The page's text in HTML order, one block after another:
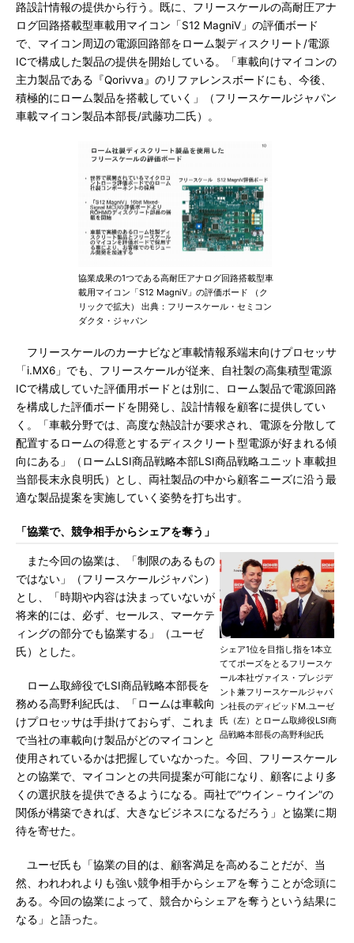
路設計情報の提供から行う。既に、フリースケールの高耐圧アナ
ログ回路搭載型車載用マイコン「S12 MagniV」の評価ボード
で、マイコン周辺の電源回路部をローム製ディスクリート/電源
ICで構成した製品の提供を開始している。「車載向けマイコンの
主力製品である『Qorivva』のリファレンスボードにも、今後、
積極的にローム製品を搭載していく」（フリースケールジャパン
車載マイコン製品本部長/武藤功二氏）。
協業成果の1つである高耐圧アナログ回路搭載型車
載用マイコン「S12 MagniV」の評価ボード （ク
リックで拡大） 出典：フリースケール・セミコン
ダクタ・ジャパン
フリースケールのカーナビなど車載情報系端末向けプロセッサ
「i.MX6」でも、フリースケールが従来、自社製の高集積型電源
ICで構成していた評価用ボードとは別に、ローム製品で電源回路
を構成した評価ボードを開発し、設計情報を顧客に提供してい
く。「車載分野では、高度な熱設計が要求され、電源を分散して
配置するロームの得意とするディスクリート型電源が好まれる傾
向にある」（ロームLSI商品戦略本部LSI商品戦略ユニット車載担
当部長末永良明氏）とし、両社製品の中から顧客ニーズに沿う最
適な製品提案を実施していく姿勢を打ち出す。
「協業で、競争相手からシェアを奪う」
シェア1位を目指し指を1本立
ててポーズをとるフリースケ
ール本社ヴァイス・プレジデ
ント兼フリースケールジャパ
ン社長のディビッドM.ユーゼ
氏（左）とローム取締役LSI商
品戦略本部長の高野利紀氏
また今回の協業は、「制限のあるもの
ではない」（フリースケールジャパン）
とし、「時期や内容は決まっていないが
将来的には、必ず、セールス、マーケテ
ィングの部分でも協業する」（ユーゼ
氏）とした。
ローム取締役でLSI商品戦略本部長を
務める高野利紀氏は、「ロームは車載向
けプロセッサは手掛けておらず、これま
で当社の車載向け製品がどのマイコンと
使用されているかは把握していなかった。今回、フリースケール
との協業で、マイコンとの共同提案が可能になり、顧客により多
くの選択肢を提供できるようになる。両社で“ウイン－ウイン”の
関係が構築できれば、大きなビジネスになるだろう」と協業に期
待を寄せた。
ユーゼ氏も「協業の目的は、顧客満足を高めることだが、当
然、われわれよりも強い競争相手からシェアを奪うことが念頭に
ある。今回の協業によって、競合からシェアを奪うという結果に
なる」と語った。